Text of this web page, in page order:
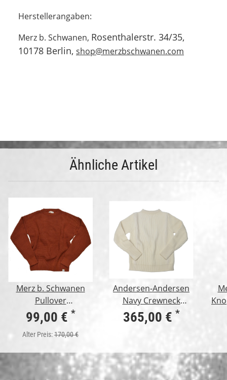
Herstellerangaben:
Merz b. Schwanen, Rosenthalerstr. 34/35,
10178 Berlin, shop@merzbschwanen.com
Ähnliche Artikel
Merz b. Schwanen
Pullover
Cotton/Cashmere
Brick Red
99,00 € *
Alter Preis:170,00 €
Andersen-Andersen
Navy Crewneck
Offwhite
365,00 € *